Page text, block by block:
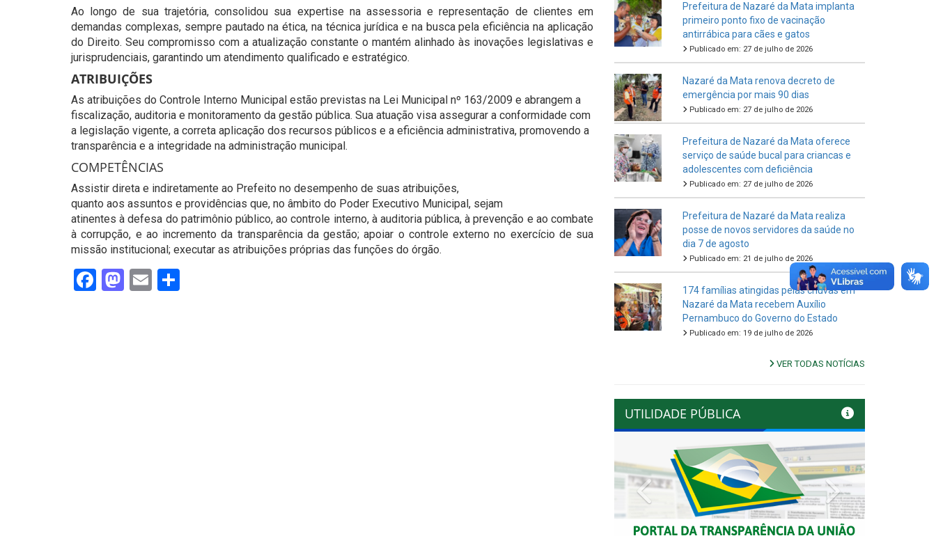
Ao longo de sua trajetória, consolidou sua expertise na assessoria e representação de clientes em
demandas complexas, sempre pautado na ética, na técnica jurídica e na busca pela eficiência na aplicação
do Direito. Seu compromisso com a atualização constante o mantém alinhado às inovações legislativas e
jurisprudenciais, garantindo um atendimento qualificado e estratégico.
ATRIBUIÇÕES
As atribuições do Controle Interno Municipal estão previstas na Lei Municipal nº 163/2009 e abrangem a
fiscalização, auditoria e monitoramento da gestão pública. Sua atuação visa assegurar a conformidade com
a legislação vigente, a correta aplicação dos recursos públicos e a eficiência administrativa, promovendo a
transparência e a integridade na administração municipal.
COMPETÊNCIAS
Assistir direta e indiretamente ao Prefeito no desempenho de suas atribuições,
quanto aos assuntos e providências que, no âmbito do Poder Executivo Municipal, sejam
atinentes à defesa do patrimônio público, ao controle interno, à auditoria pública, à prevenção e ao combate
à corrupção, e ao incremento da transparência da gestão; apoiar o controle externo no exercício de sua
missão institucional; executar as atribuições próprias das funções do órgão.
Facebook
Mastodon
Email
Prefeitura de Nazaré da Mata implanta
primeiro ponto fixo de vacinação
antirrábica para cães e gatos
Publicado em: 27 de julho de 2026
Nazaré da Mata renova decreto de
emergência por mais 90 dias
Publicado em: 27 de julho de 2026
Prefeitura de Nazaré da Mata oferece
serviço de saúde bucal para criancas e
adolescentes com deficiência
Publicado em: 27 de julho de 2026
Prefeitura de Nazaré da Mata realiza
posse de novos servidores da saúde no
dia 7 de agosto
Publicado em: 21 de julho de 2026
174 famílias atingidas pelas chuvas em
Nazaré da Mata recebem Auxílio
Pernambuco do Governo do Estado
Publicado em: 19 de julho de 2026
VER TODAS NOTÍCIAS
UTILIDADE PÚBLICA
Previous Next